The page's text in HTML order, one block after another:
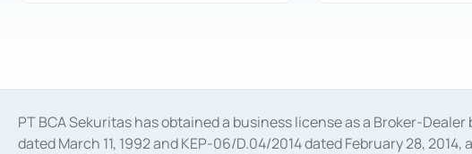
PT BCA Sekuritas has obtained a business license as a Broker-
dated March 11, 1992 and KEP-06/D.04/2014 dated February 28,